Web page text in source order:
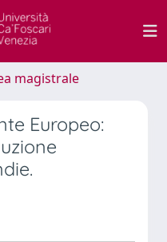
magistrale
Europeo: